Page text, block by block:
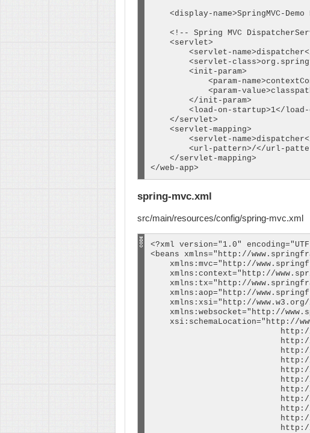
<artifactId>mysql-
        </dependency>
<!-- https://
        <dependency>
<artifactId>gson</
<version>2.10.1</
        </dependency>
    </dependencies>
    <build>
<finalName>smvc</
        <plugins>
            <plugin>
                <configuration>
<source>17</
<target>17</
                </configuration>
            </plugin>
            <plugin>
<version>3.4.0</
                <configuration>
                </configuration>
            </plugin>
        </plugins>
    </build>
<display-name>SpringMVC-Demo
<!-- Spring MVC
    <servlet>
<servlet-
<servlet-
        <init-param>
<param-
<param-
        </init-param>
<load-on-startup>1</
    </servlet>
    <servlet-mapping>
<servlet-
<url-pattern>/</url-
    </servlet-mapping>
</web-app>
spring-mvc.xml
src/main/resources/config/spring-mvc.xml
<?xml version="1.0"
<beans xmlns="http://
xmlns:mvc="http://
xmlns:context="http://
xmlns:tx="http://
xmlns:aop="http://
xmlns:xsi="http://
xmlns:websocket="http://
xsi:schemaLocation="http://